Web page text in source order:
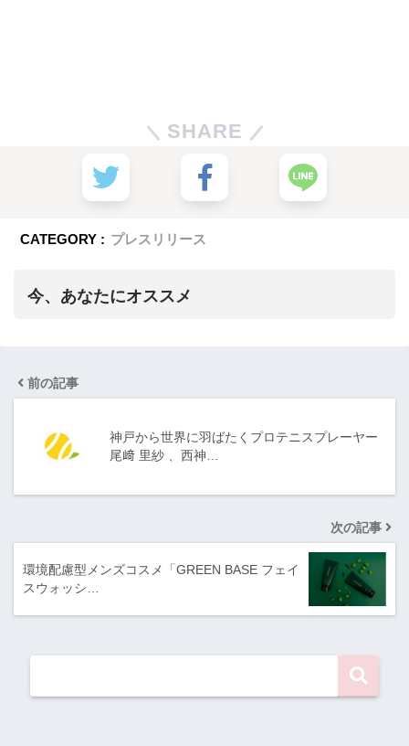
SHARE
CATEGORY : プレスリリース
今、あなたにオススメ
前の記事
神戸から世界に羽ばたくプロテニスプレーヤー
尾﨑 里紗 、西神…
次の記事
環境配慮型メンズコスメ「GREEN BASE フェイ
スウォッシ…